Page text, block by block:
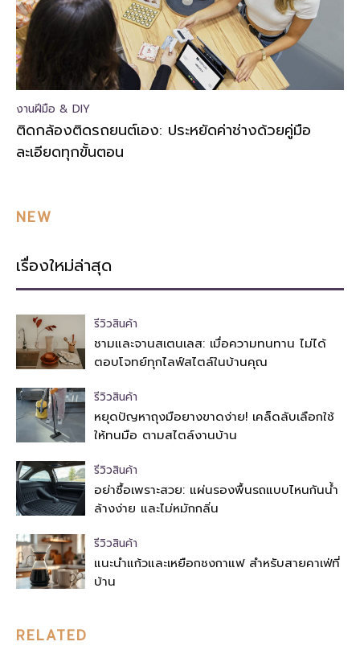
งานฝีมือ & DIY
ติดกล้องติดรถยนต์เอง: ประหยัดค่าช่างด้วยคู่มือ
ละเอียดทุกขั้นตอน
NEW
เรื่องใหม่ล่าสุด
รีวิวสินค้า
ชามและจานสเตนเลส: เมื่อความทนทาน ไม่ได้
ตอบโจทย์ทุกไลฟ์สไตล์ในบ้านคุณ
รีวิวสินค้า
หยุดปัญหาถุงมือยางขาดง่าย! เคล็ดลับเลือกใช้
ให้ทนมือ ตามสไตล์งานบ้าน
รีวิวสินค้า
อย่าซื้อเพราะสวย: แผ่นรองพื้นรถแบบไหนกันน้ำ
ล้างง่าย และไม่หมักกลิ่น
รีวิวสินค้า
แนะนำแก้วและเหยือกชงกาแฟ สำหรับสายคาเฟ่ที่
บ้าน
RELATED